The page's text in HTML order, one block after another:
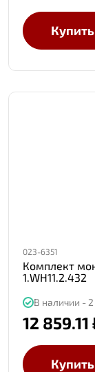
Купить
023-6351
Комплект
1.WH11.2.432
В наличии -
12 859.11
Купить